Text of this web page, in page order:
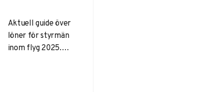
Aktuell guide över
löner för styrmän
inom flyg 2025.